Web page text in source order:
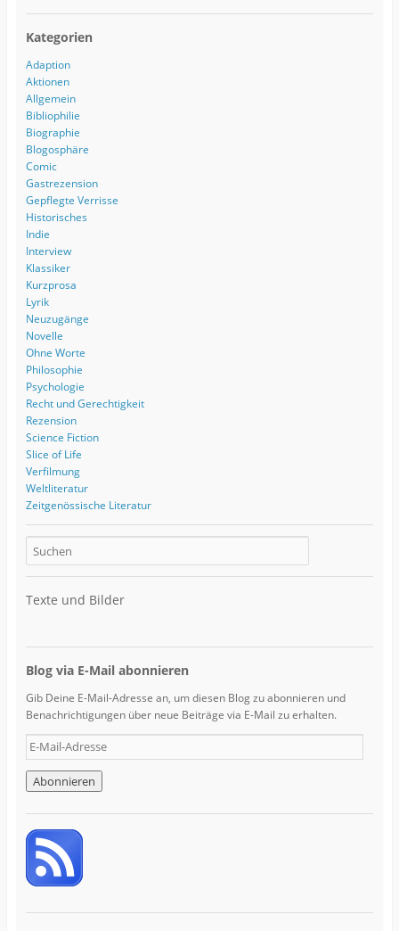
Kategorien
Adaption
Aktionen
Allgemein
Bibliophilie
Biographie
Blogosphäre
Comic
Gastrezension
Gepflegte Verrisse
Historisches
Indie
Interview
Klassiker
Kurzprosa
Lyrik
Neuzugänge
Novelle
Ohne Worte
Philosophie
Psychologie
Recht und Gerechtigkeit
Rezension
Science Fiction
Slice of Life
Verfilmung
Weltliteratur
Zeitgenössische Literatur
Texte und Bilder
Blog via E-Mail abonnieren
Gib Deine E-Mail-Adresse an, um diesen Blog zu abonnieren und
Benachrichtigungen über neue Beiträge via E-Mail zu erhalten.
E
-
M
a
i
-
d
e